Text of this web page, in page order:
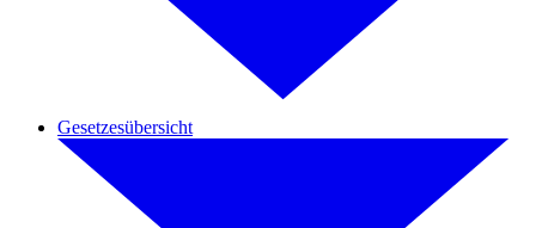
Gesetzesübersicht